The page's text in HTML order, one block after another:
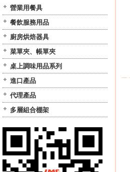
營業用餐具
餐飲服務用品
廚房烘焙器具
菜單夾、帳單夾
桌上調味用品系列
進口產品
代理產品
多層組合棚架